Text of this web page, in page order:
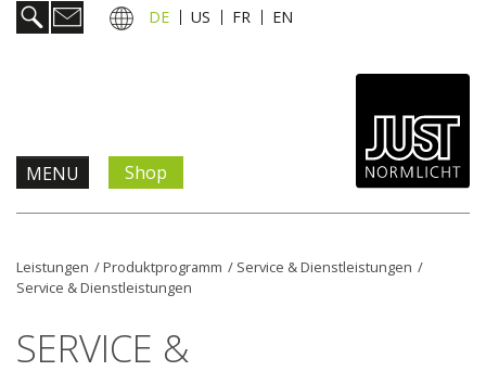
DE US FR EN
MENU
Information & Service
Aktuelles
Shop
Leistungen /Produktprogramm / Service & Dienstleistungen /
Service & Dienstleistungen
SERVICE &